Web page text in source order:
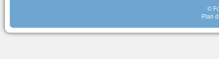
©
Plan